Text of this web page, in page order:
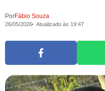
PorFábio Souza
26/05/2026 Atualizado às 19:47